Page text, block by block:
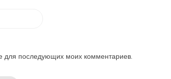
для последующих моих комментариев.